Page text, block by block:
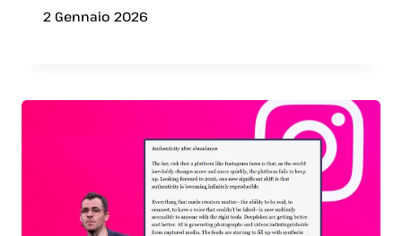
2 Gennaio 2026